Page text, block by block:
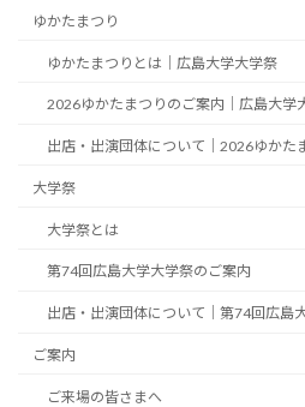
ゆかたまつり
ゆかたまつりとは｜広島大学大学祭
2026ゆかたまつりのご案内｜広島大学
出店・出演団体について｜2026ゆかた
大学祭
大学祭とは
第74回広島大学大学祭のご案内
出店・出演団体について｜第74回広島
ご案内
ご来場の皆さまへ